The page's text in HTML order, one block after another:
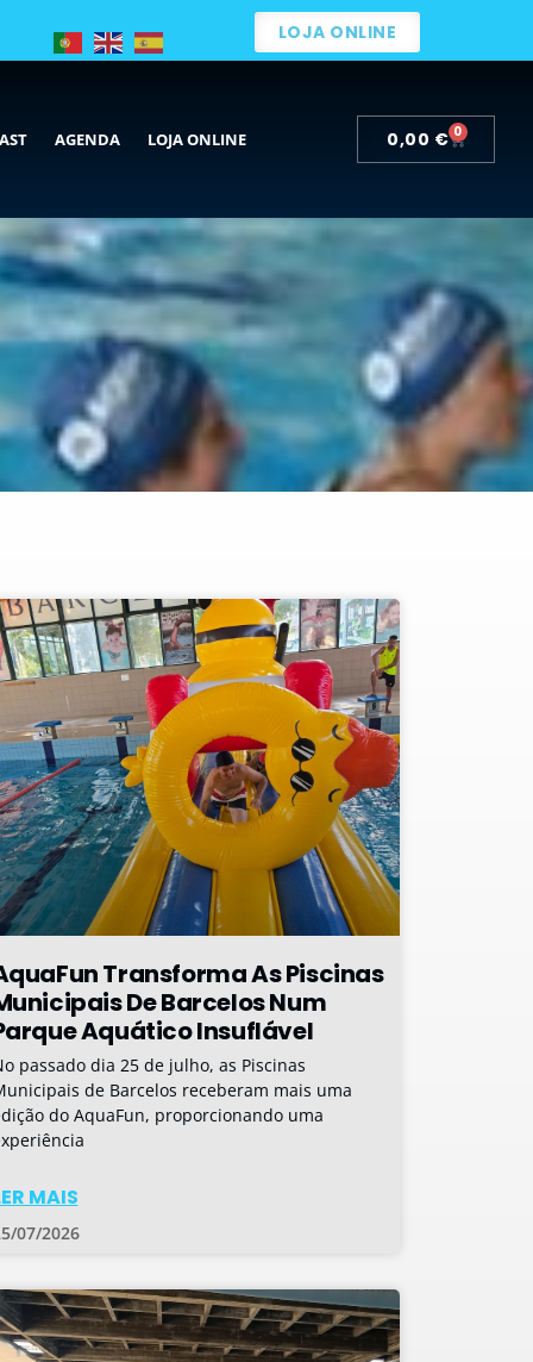
LOJA ONLINE
AGENDA LOJA ONLINE 0,00 € 0
Transforma As Piscinas
De Barcelos Num
Aquático Insuflável
passado dia 25 de julho, as Piscinas
de Barcelos receberam mais uma
do AquaFun, proporcionando uma
MAIS
07/2026